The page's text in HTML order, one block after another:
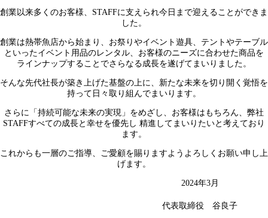
創業以来多くのお客様、STAFFに支えられ今日まで迎えることができま
した。
創業は熱帯魚店から始まり、お祭りやイベント遊具、テントやテーブル
といったイベント用品のレンタル、お客様のニーズに合わせた商品を
ラインナップすることでさらなる成長を遂げてまいりました。
そんな先代社長が築き上げた基盤の上に、新たな未来を切り開く覚悟を
持って日々取り組んでまいります。
さらに「持続可能な未来の実現」をめざし、お客様はもちろん、弊社
STAFFすべての成長と幸せを優先し 精進してまいりたいと考えており
ます。
これからも一層のご指導、ご愛顧を賜りますようよろしくお願い申し上
げます。
2024年3月
代表取締役 谷良子